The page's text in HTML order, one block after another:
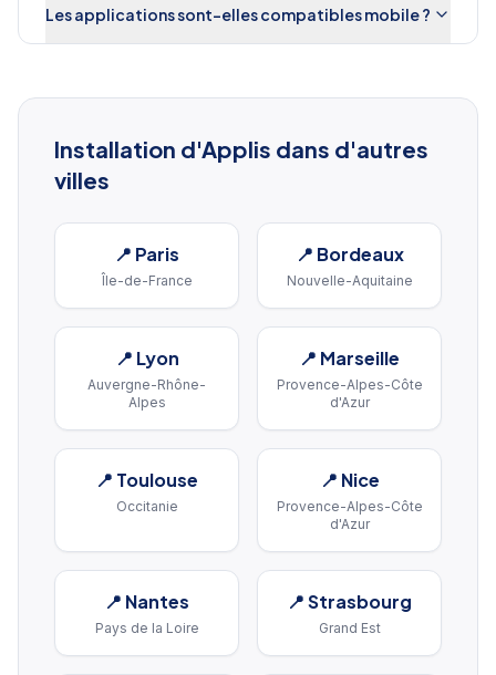
Les applications sont-elles compatibles mobile ?
Installation d'Applis dans d'autres
villes
📍 Paris
Île-de-France
📍 Bordeaux
Nouvelle-Aquitaine
📍 Lyon
Auvergne-Rhône-
Alpes
📍 Marseille
Provence-Alpes-Côte
d'Azur
📍 Toulouse
Occitanie
📍 Nice
Provence-Alpes-Côte
d'Azur
📍 Nantes
Pays de la Loire
📍Strasbourg
Grand Est